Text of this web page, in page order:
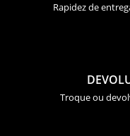
Rapidez de
Troque ou